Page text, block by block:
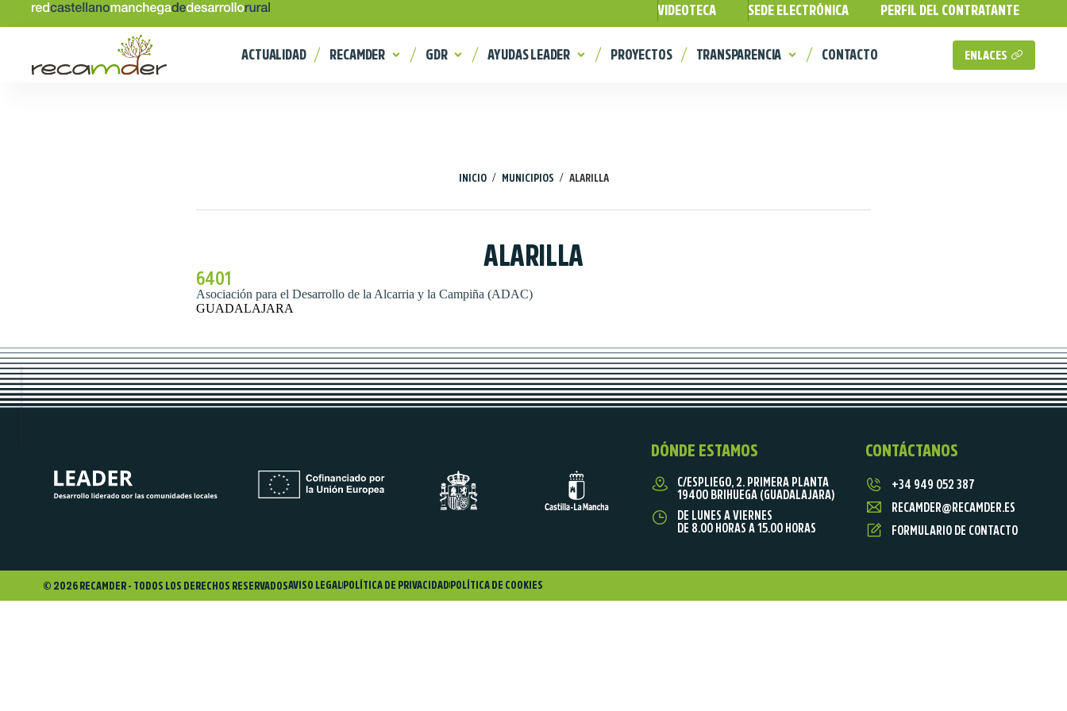
VIDEOTECA SEDE ELECTRÓNICA PERFIL DEL CONTRATANTE
ACTUALIDAD RECAMDER GDR AYUDAS LEADER PROYECTOS TRANSPARENCIA CONTACTO ENLACES
INICIO / MUNICIPIOS / ALARILLA
ALARILLA
6401
Asociación para el Desarrollo de la Alcarria y la Campiña (ADAC)
GUADALAJARA
DÓNDE ESTAMOS
C/ESPLIEGO, 2. PRIMERA PLANTA
19400 BRIHUEGA (GUADALAJARA)
DE LUNES A VIERNES
DE 8.00 HORAS A 15.00 HORAS
CONTÁCTANOS
+34 949 052 387
RECAMDER@RECAMDER.ES
FORMULARIO DE CONTACTO
© 2026 RECAMDER - TODOS LOS DERECHOS RESERVADOSAVISO LEGALPOLÍTICA DE PRIVACIDADPOLÍTICA DE COOKIES